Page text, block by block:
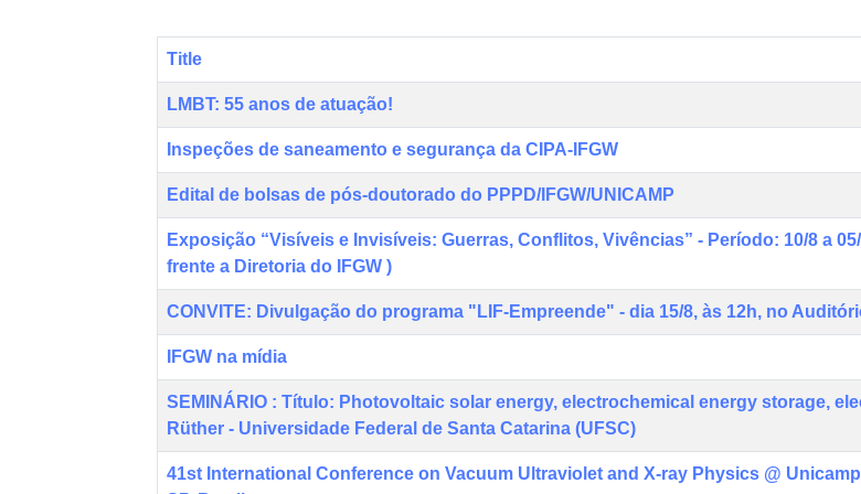
Title
LMBT: 55 anos de atuação!
Inspeções de saneamento e segurança da CIPA-IFGW
Edital de bolsas de pós-doutorado do PPPD/IFGW/UNICAMP
Exposição “Visíveis e Invisíveis: Guerras, Conflitos, Vivências” - Período: 10/8 a
frente a Diretoria do IFGW )
CONVITE: Divulgação do programa "LIF-Empreende" - dia 15/8, às 12h, no
IFGW na mídia
SEMINÁRIO : Título: Photovoltaic solar energy, electrochemical energy storage,
Rüther - Universidade Federal de Santa Catarina (UFSC)
41st International Conference on Vacuum Ultraviolet and X-ray Physics @